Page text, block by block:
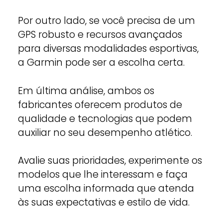
Por outro lado, se você precisa de um
GPS robusto e recursos avançados
para diversas modalidades esportivas,
a Garmin pode ser a escolha certa.
Em última análise, ambos os
fabricantes oferecem produtos de
qualidade e tecnologias que podem
auxiliar no seu desempenho atlético.
Avalie suas prioridades, experimente os
modelos que lhe interessam e faça
uma escolha informada que atenda
às suas expectativas e estilo de vida.